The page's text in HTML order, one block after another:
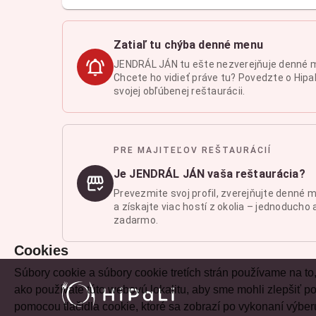
Zatiaľ tu chýba denné menu
JENDRÁL JÁN tu ešte nezverejňuje denné
Chcete ho vidieť práve tu? Povedzte o
svojej obľúbenej reštaurácii.
PRE MAJITEĽOV REŠTAURÁCIÍ
Je JENDRÁL JÁN vaša reštaurácia?
Prevezmite svoj profil, zverejňujte denné
a získajte viac hostí z okolia – jednoducho
zadarmo.
Cookies
Súbory cookie a súbory cookie tretích strán používame na
ako používate túto webovú lokalitu, aby sme mohli zlepšiť
pomocou tlačidla cookie, ktoré sa zobrazí po vykonaní